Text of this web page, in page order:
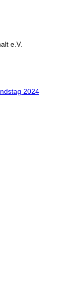
e.V.
2024